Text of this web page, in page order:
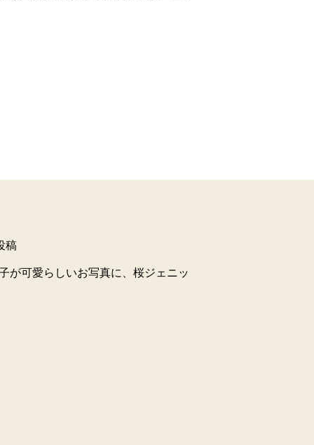
稿
が可愛らしいお写真に、桜ジェニッ